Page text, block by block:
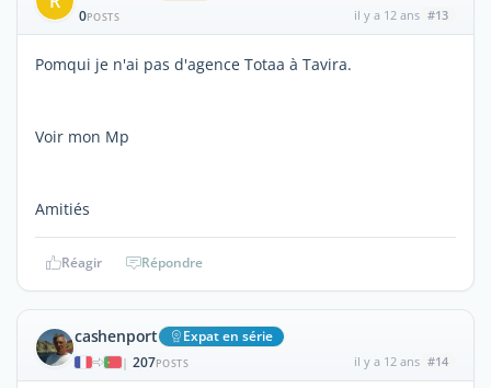
0POSTS il y a 12 ans #13
Pomqui je n'ai pas d'agence Totaa à Tavira.
Voir mon Mp
Amitiés
Réagir Répondre
cashenport Expat en série
| 207POSTS il y a 12 ans #14